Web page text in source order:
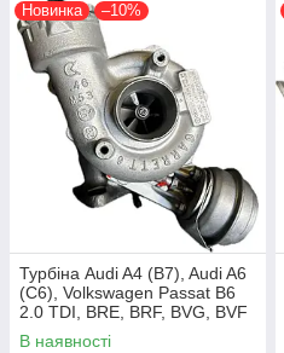
Новинка –10%
Турбіна Audi A4 (B7), Audi A6
(C6), Volkswagen Passat B6
2.0 TDI, BRE, BRF, BVG, BVF
2004+
В наявності